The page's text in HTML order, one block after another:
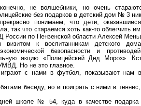
не волшебники, но очень
без подарков в детский дом № 3
понимаем, что дети,
так что стараемся хоть как-то облегчить
России по Пензенской области Алексей
визитом к воспитанникам детского дома
безопасности и
акцию «Полицейский Дед Мороз».
Но не это главное.
с нами в футбол, показывают нам
беседу, но и поиграть с ними в
школе № 54, куда в качестве подарка